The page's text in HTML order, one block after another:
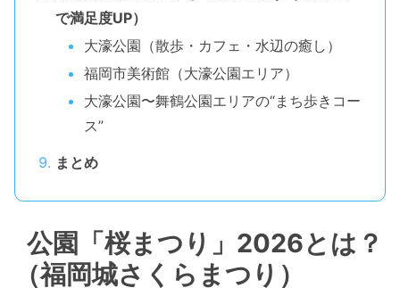
で満足度UP）
大濠公園（散歩・カフェ・水辺の癒し）
福岡市美術館（大濠公園エリア）
大濠公園〜舞鶴公園エリアの“まち歩きコー
ス”
まとめ
公園「桜まつり」2026とは？
（福岡城さくらまつり）